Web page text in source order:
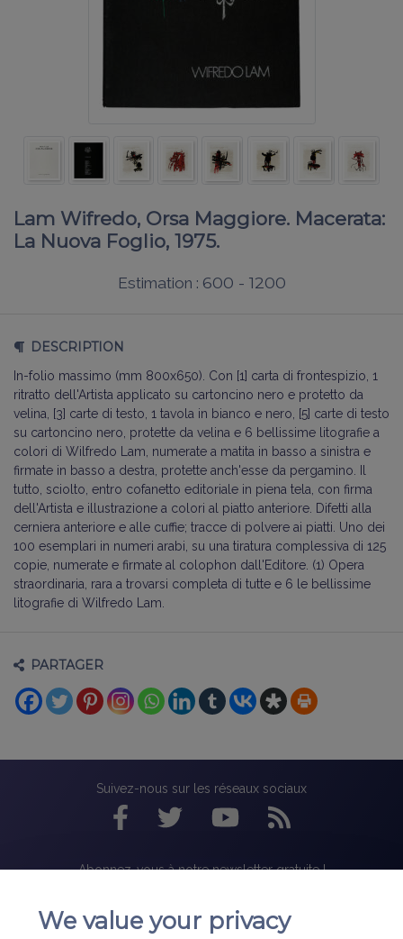
Lam Wifredo, Orsa Maggiore. Macerata:
La Nuova Foglio, 1975.
Estimation : 600 - 1200
DESCRIPTION
In-folio massimo (mm 800x650). Con [1] carta di frontespizio, 1
ritratto dell'Artista applicato su cartoncino nero e protetto da
velina, [3] carte di testo, 1 tavola in bianco e nero, [5] carte di testo
su cartoncino nero, protette da velina e 6 bellissime litografie a
colori di Wilfredo Lam, numerate a matita in basso a sinistra e
firmate in basso a destra, protette anch'esse da pergamino. Il
tutto, sciolto, entro cofanetto editoriale in piena tela, con firma
dell'Artista e illustrazione a colori al piatto anteriore. Difetti alla
cerniera anteriore e alle cuffie; tracce di polvere ai piatti. Uno dei
100 esemplari in numeri arabi, su una tiratura complessiva di 125
copie, numerate e firmate al colophon dall'Editore. (1) Opera
straordinaria, rara a trovarsi completa di tutte e 6 le bellissime
litografie di Wilfredo Lam.
PARTAGER
Suivez-nous sur les réseaux sociaux
Abonnez-vous à notre newsletter gratuite !
We value your privacy